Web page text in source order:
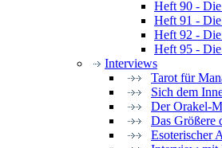
Heft 90 -
Heft 91 -
Heft 92 -
Heft 95 -
Interviews
Tarot für
Sich dem
Der Orakel-
Das Größere
Esoterischer